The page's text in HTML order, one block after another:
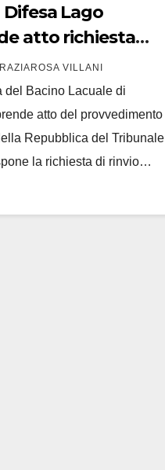
Lago
atto richiesta
disastro
per vertici
Acea Ato 2
VILLANI
del Bacino Lacuale di
atto del provvedimento
Repubblica del Tribunale
la richiesta di rinvio…